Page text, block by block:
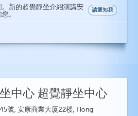
新的超覺靜坐介紹演講安
。
請通知我
中心 超覺靜坐中心
號, 安康商業大厦22楼, Hong